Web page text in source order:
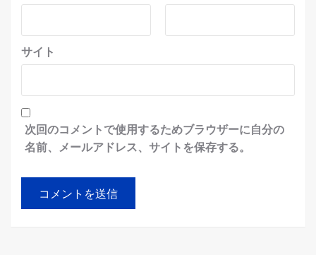
サイト
次回のコメントで使用するためブラウザーに自分の
名前、メールアドレス、サイトを保存する。